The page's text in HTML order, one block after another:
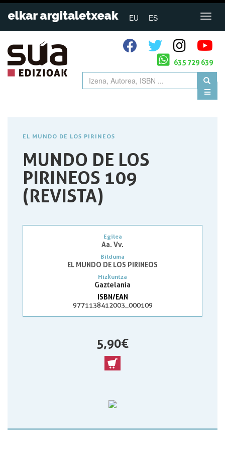
EU ES
635 729 639
EL MUNDO DE LOS PIRINEOS
MUNDO DE LOS
PIRINEOS 109
(REVISTA)
Egilea
Aa. Vv.
Bilduma
EL MUNDO DE LOS PIRINEOS
Hizkuntza
Gaztelania
ISBN/EAN
9771138412003_000109
5,90 €